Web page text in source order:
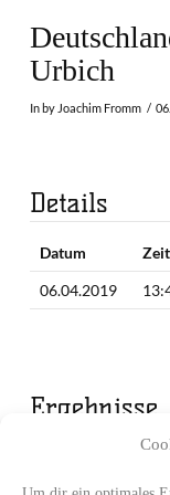
Urbich
In by Joachim Fromm
Details
Datum Zeit
06.04.2019
Ergebnisse